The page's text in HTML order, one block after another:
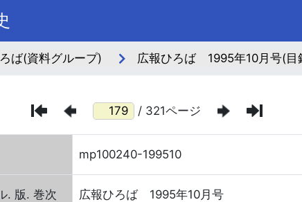
ば(資料グループ) 広報ひろば 1995年10月号(目
/ 321ページ
mp100240-199510
. 版. 巻次 広報ひろば 1995年10月号